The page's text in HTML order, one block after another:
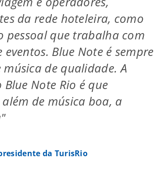
da rede hoteleira, como
pessoal que trabalha com
eventos. Blue Note é sempre
de qualidade. A
Note Rio é que
de música boa, a
da TurisRio